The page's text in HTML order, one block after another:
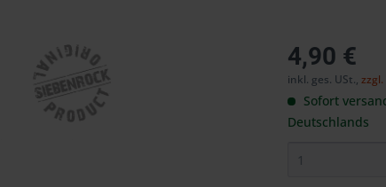
4,90 €
inkl. ges. USt.,
Sofort
Deutschlands